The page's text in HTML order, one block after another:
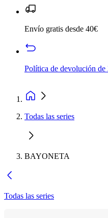
Envío gratis desde 40€
Política de devolución de
Todas las series
BAYONETA
Todas las series